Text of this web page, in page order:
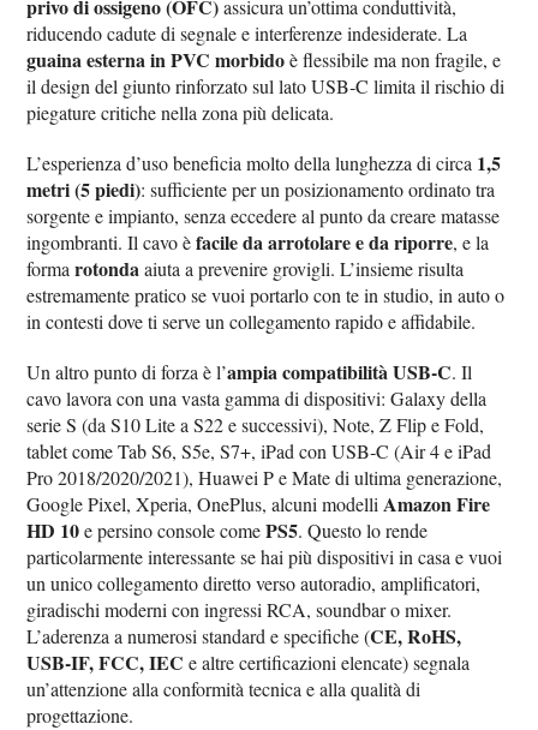
privo di ossigeno (OFC)assicura un’ottima conduttività,
riducendo cadute di segnale e interferenze indesiderate. La
guaina esterna in PVC morbidoè flessibile ma non fragile, e
il design del giunto rinforzato sul lato USB‑C limita il rischio di
piegature critiche nella zona più delicata.
L’esperienza d’uso beneficia molto della lunghezza di circa 1,5
metri (5 piedi): sufficiente per un posizionamento ordinato tra
sorgente e impianto, senza eccedere al punto da creare matasse
ingombranti. Il cavo èfacile da arrotolare e da riporre, e la
formarotondaaiuta a prevenire grovigli. L’insieme risulta
estremamente pratico se vuoi portarlo con te in studio, in auto o
in contesti dove ti serve un collegamento rapido e affidabile.
Un altro punto di forza è l’ampia compatibilità USB‑C. Il
cavo lavora con una vasta gamma di dispositivi: Galaxy della
serie S (da S10 Lite a S22 e successivi), Note, Z Flip e Fold,
tablet come Tab S6, S5e, S7+, iPad con USB‑C (Air 4 e iPad
Pro 2018/2020/2021), Huawei P e Mate di ultima generazione,
Google Pixel, Xperia, OnePlus, alcuni modelliAmazon Fire
HD 10e persino console comePS5. Questo lo rende
particolarmente interessante se hai più dispositivi in casa e vuoi
un unico collegamento diretto verso autoradio, amplificatori,
giradischi moderni con ingressi RCA, soundbar o mixer.
L’aderenza a numerosi standard e specifiche (CE, RoHS,
USB‑IF, FCC, IEC e altre certificazioni elencate) segnala
un’attenzione alla conformità tecnica e alla qualità di
progettazione.